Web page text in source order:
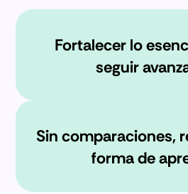
Fortalecer lo
seguir
Sin comparaciones,
forma de